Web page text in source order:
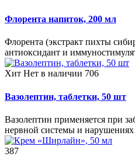
Флорента напиток, 200 мл
Флорента (экстракт пихты
антиоксидант и
Хит Нет в наличии 706
Вазолептин, таблетки, 50 шт
Вазолептин применяется при
нервной системы и нарушениях
387